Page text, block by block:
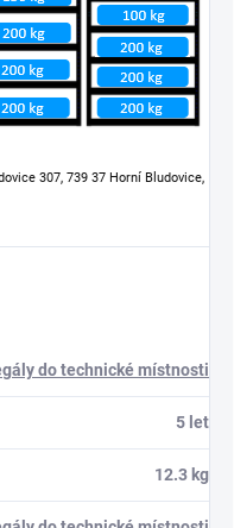
307, 739 37 Horní Bludovice,
do technické místnosti
5 let
12.3 kg